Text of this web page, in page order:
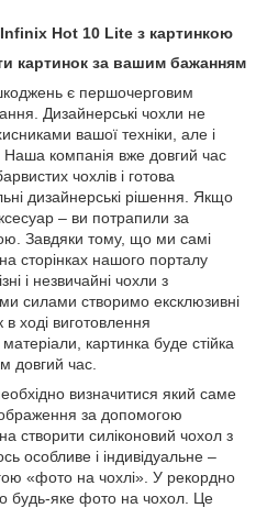
Hot 10 Lite з картинкою
картинок за вашим бажанням
є першочерговим
Дизайнерські чохли не
вашої техніки, але і
Наша компанія вже довгий час
чохлів і готова
дизайнерські рішення. Якщо
– ви потрапили за
Завдяки тому, що ми самі
сторінках нашого порталу
і незвичайні чохли з
силами створимо ексклюзивні
в ході виготовлення
матеріали, картинка буде стійка
довгий час.
визначитися який саме
за допомогою
створити силіконовий чохол з
особливе і індивідуальне –
«фото на чохлі». У рекордно
будь-яке фото на чохол. Це